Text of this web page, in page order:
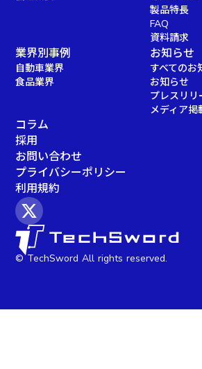
製品特長
FAQ
資料請求
業界別事例
自動車業界
食品業界
お知らせ
すべてのお
お知らせ
プレスリリ
メディア掲
コラム
採用
お問い合わせ
プライバシーポリシー
利用規約
© TechSword All rights reserved.